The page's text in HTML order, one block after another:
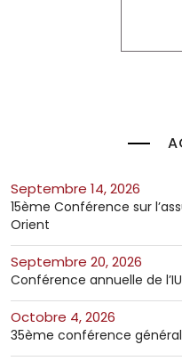
septembre 14, 2026
15ème Conférence sur
Orient
septembre 20, 2026
Conférence annuelle de
octobre 4, 2026
35ème conférence